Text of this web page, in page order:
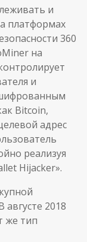
и
платформах
360
на
и
Bitcoin,
адрес
реализуя
Hijacker».
августе 2018
же тип